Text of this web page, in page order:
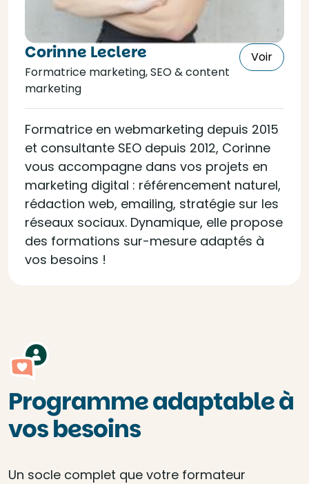
Corinne Leclere
Formatrice marketing, SEO & content
marketing
Voir
Formatrice en webmarketing depuis 2015
et consultante SEO depuis 2012, Corinne
vous accompagne dans vos projets en
marketing digital : référencement naturel,
rédaction web, emailing, stratégie sur les
réseaux sociaux. Dynamique, elle propose
des formations sur-mesure adaptés à
vos besoins !
Programme adaptable à
vos besoins
Un socle complet que votre formateur